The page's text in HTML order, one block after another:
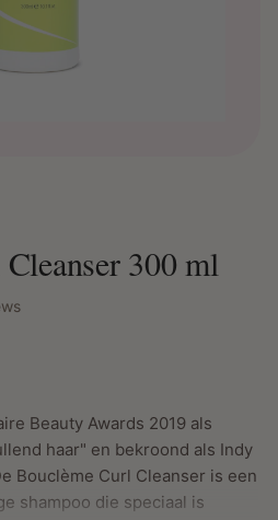
300 ml
Beauty Awards 2019 als
haar" en bekroond als Indy
Bouclème Curl Cleanser is een
shampoo die speciaal is